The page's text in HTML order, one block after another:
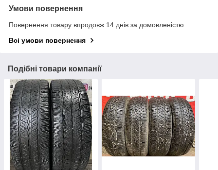
Умови повернення
Повернення товару впродовж 14 днів за домовленістю
Всі умови повернення
Подібні товари компанії